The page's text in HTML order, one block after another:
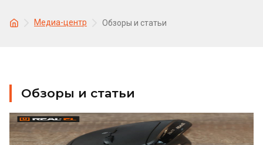
Медиа-центр Обзоры и статьи
Обзоры и статьи